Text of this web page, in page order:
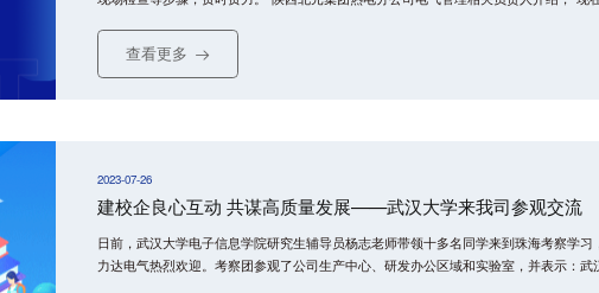
有设备的遥控操作，既提高了操作安全系数，又节省了时间和人工。”
查看更多
2023-07-26
建校企良心互动 共谋高质量发展——武汉大学来我司参观交流
日前，武汉大学电子信息学院研究生辅导员杨志老师带领十多名同学来到珠海考察学习
力达电气热烈欢迎。考察团参观了公司生产中心、研发办公区域和实验室，并表示：武